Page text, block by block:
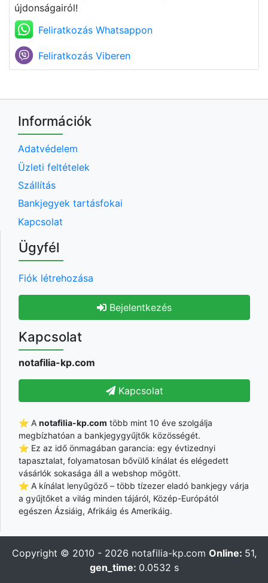
újdonságairól!
Feliratkozás Whatsappon
Feliratkozás Viberen
Információk
Adatvédelem
Üzleti feltételek
Szállítás
Bankjegyek tartásfokai
Kapcsolat
Ügyfél
Fiók létrehozása
Bejelentkezés
Kapcsolat
notafilia-kp.com
Kapcsolat
⭐ A notafilia-kp.com több mint 10 éve szolgálja
megbízhatóan a bankjegygyűjtők közösségét.
⭐ Ez az idő önmagában garancia: egy évtizednyi
tapasztalat, folyamatosan bővülő kínálat és elégedett
vásárlók sokasága áll a webshop mögött.
⭐ A kínálat lenyűgöző – több tízezer eladó bankjegy várja
a gyűjtőket a világ minden tájáról, Közép-Európától
egészen Ázsiáig, Afrikáig és Amerikáig.
Copyright © 2010 - 2026 notafilia-kp.com Online: 51,
gen_time: 0.0532 s